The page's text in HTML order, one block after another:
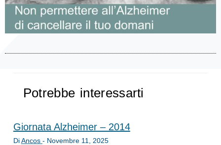
Potrebbe interessarti
Giornata Alzheimer – 2014
DiAncos - Novembre 11, 2025